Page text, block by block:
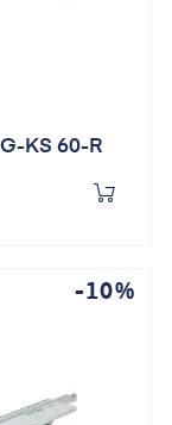
KS 60-R
-10%